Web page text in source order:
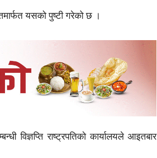
यसको पुष्टी गरेको छ ।
विज्ञप्ति राष्ट्रपतिको कार्यालयले आइतबार